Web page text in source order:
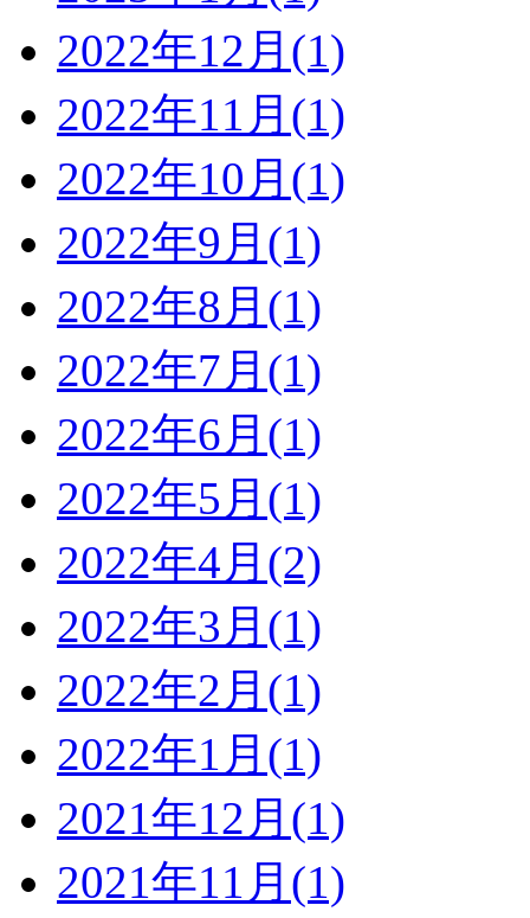
2022年12月(1)
2022年11月(1)
2022年10月(1)
2022年9月(1)
2022年8月(1)
2022年7月(1)
2022年6月(1)
2022年5月(1)
2022年4月(2)
2022年3月(1)
2022年2月(1)
2022年1月(1)
2021年12月(1)
2021年11月(1)